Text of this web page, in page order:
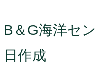
B＆G海洋セ
日作成